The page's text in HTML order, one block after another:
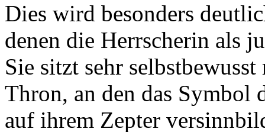
Dies wird besonders
denen die Herrscherin als
Sie sitzt sehr
Thron, an den das Symbol
auf ihrem Zepter